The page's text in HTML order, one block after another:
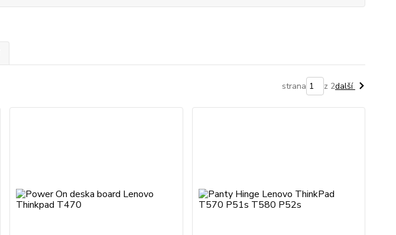
strana z 2další